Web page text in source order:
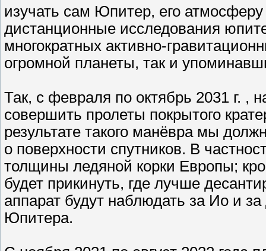
изучать сам Юпитер, его
дистанционные исследования
многократных активно-
огромной планеты, так и
Так, с февраля по октябрь 2031 г. ,
совершить пролеты покрытого
результате такого манёвра мы
о поверхности спутников. В
толщины ледяной корки Европы;
будет прикинуть, где лучше
аппарат будут наблюдать за Ио и
Юпитера.